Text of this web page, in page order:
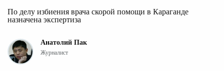
По делу избиения врача скорой помощи в Караганде
назначена экспертиза
Анатолий Пак
Журналист